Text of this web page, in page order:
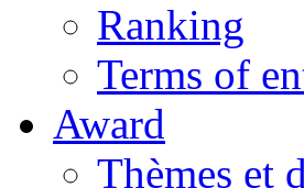
Ranking
Terms of
Award
Thèmes et